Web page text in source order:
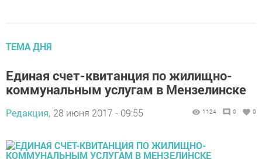
ТЕМА ДНЯ
Единая счет-квитанция по жилищно-
коммунальным услугам в Мензелинске
Редакция, 28 июня 2017 - 09:55 1124 0 0